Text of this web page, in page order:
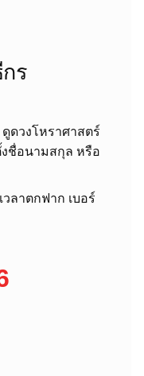
ร
ดวงโหราศาสตร์
งชื่อนามสกุล หรือ
ลาตกฟาก เบอร์